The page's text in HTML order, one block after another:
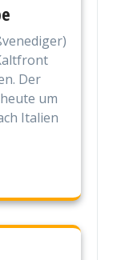
Der
um
Italien